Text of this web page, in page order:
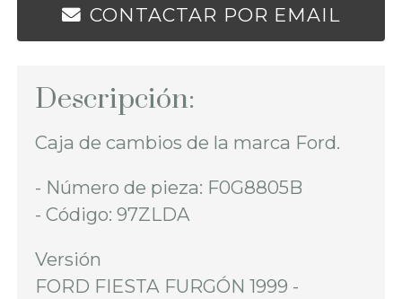
CONTACTAR POR EMAIL
Descripción:
Caja de cambios de la marca Ford.
- Número de pieza: F0G8805B
- Código: 97ZLDA
Versión
FORD FIESTA FURGÓN 1999 -